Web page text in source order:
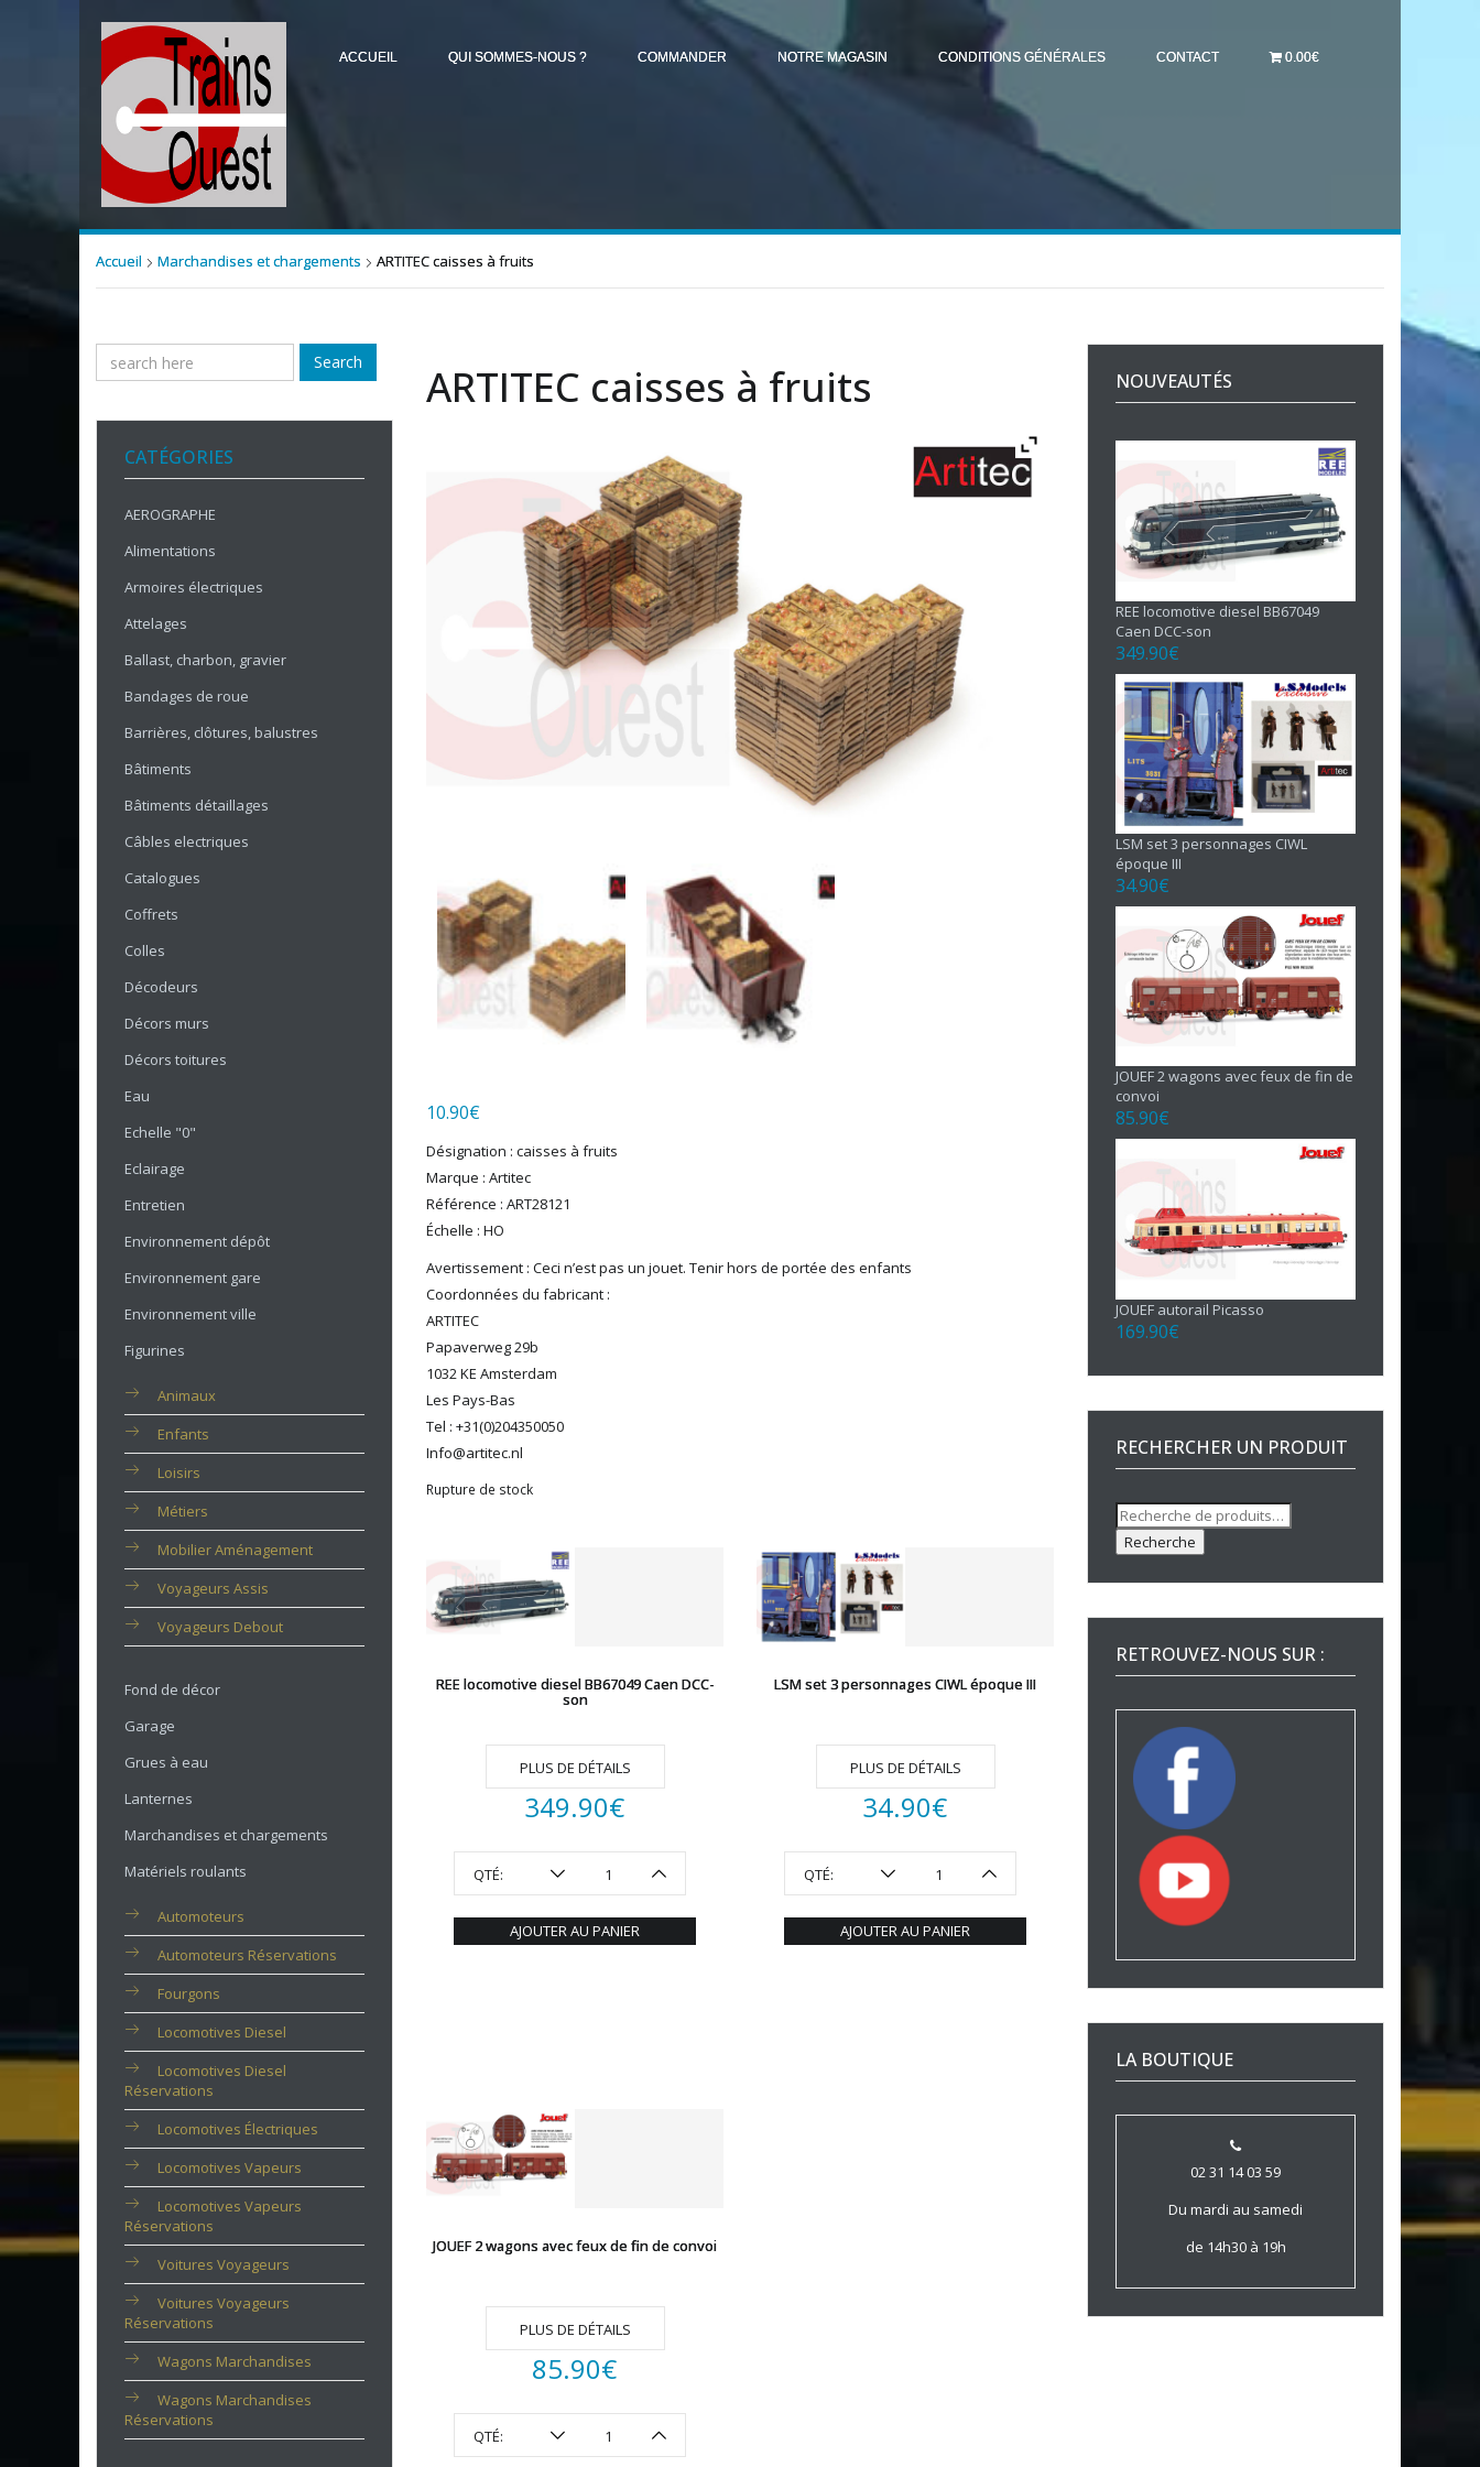
ACCUEIL QUI SOMMES-NOUS ? COMMANDER NOTRE MAGASIN CONDITIONS GÉNÉRALES CONTACT 0.00€
Accueil Marchandises et chargements ARTITEC caisses à fruits
Search
CATÉGORIES
AEROGRAPHE
Alimentations
Armoires électriques
Attelages
Ballast, charbon, gravier
Bandages de roue
Barrières, clôtures, balustres
Bâtiments
Bâtiments détaillages
Câbles electriques
Catalogues
Coffrets
Colles
Décodeurs
Décors murs
Décors toitures
Eau
Echelle "0"
Eclairage
Entretien
Environnement dépôt
Environnement gare
Environnement ville
Figurines
Animaux
Enfants
Loisirs
Métiers
Mobilier Aménagement
Voyageurs Assis
Voyageurs Debout
Fond de décor
Garage
Grues à eau
Lanternes
Marchandises et chargements
Matériels roulants
Automoteurs
Automoteurs Réservations
Fourgons
Locomotives Diesel
Locomotives Diesel
Réservations
Locomotives Électriques
Locomotives Vapeurs
Locomotives Vapeurs
Réservations
Voitures Voyageurs
Voitures Voyageurs
Réservations
Wagons Marchandises
Wagons Marchandises
Réservations
ARTITEC caisses à fruits
10.90€
Désignation : caisses à fruits
Marque : Artitec
Référence : ART28121
Échelle : HO
Avertissement : Ceci n’est pas un jouet. Tenir hors de portée des enfants
Coordonnées du fabricant :
ARTITEC
Papaverweg 29b
1032 KE Amsterdam
Les Pays-Bas
Tel : +31(0)204350050
Info@artitec.nl
Rupture de stock
REE locomotive diesel BB67049 Caen DCC-
son
PLUS DE DÉTAILS
349.90€
QTÉ:
AJOUTER AU PANIER
LSM set 3 personnages CIWL époque III
PLUS DE DÉTAILS
34.90€
QTÉ:
AJOUTER AU PANIER
JOUEF 2 wagons avec feux de fin de convoi
PLUS DE DÉTAILS
85.90€
QTÉ:
NOUVEAUTÉS
REE locomotive diesel BB67049
Caen DCC-son
349.90€
LSM set 3 personnages CIWL
époque III
34.90€
JOUEF 2 wagons avec feux de fin de
convoi
85.90€
JOUEF autorail Picasso
169.90€
RECHERCHER UN PRODUIT
Recherche
pour :
Recherche
RETROUVEZ-NOUS SUR :
LA BOUTIQUE
02 31 14 03 59
Du mardi au samedi
de 14h30 à 19h